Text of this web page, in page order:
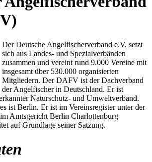
Der Deutsche Angelfischerverband e.V. setzt
sich aus Landes- und Spezialverbänden
zusammen und vereint rund 9.000 Vereine mit
insgesamt über 530.000 organisierten
Mitgliedern. Der DAFV ist der Dachverband
der Angelfischer in Deutschland. Er ist
Naturschutz- und Umweltverband.
ist Berlin. Er ist im Vereinsregister unter der
Amtsgericht Berlin Charlottenburg
auf Grundlage seiner Satzung.